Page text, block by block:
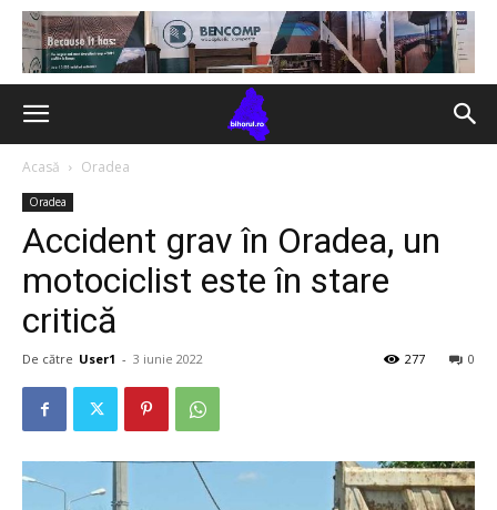
Acasă Oradea
Oradea
Accident grav în Oradea, un
motociclist este în stare
critică
De către User1 - 3 iunie 2022 0
277